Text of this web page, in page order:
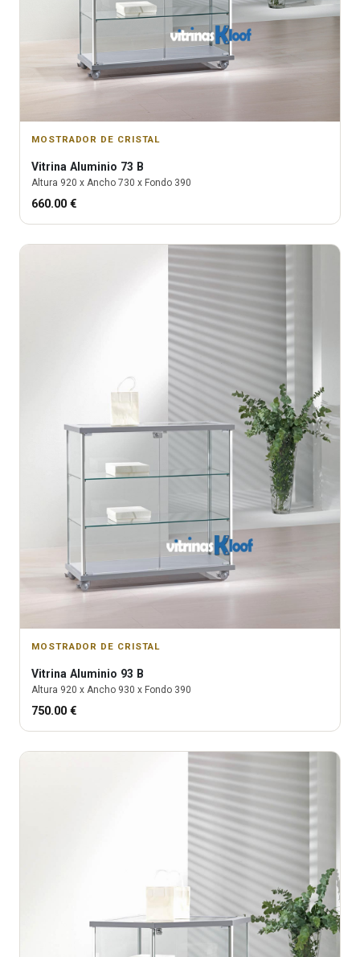
MOSTRADOR DE CRISTAL
Vitrina Aluminio 73 B
Altura 920 x Ancho 730 x Fondo 390
660.00 €
MOSTRADOR DE CRISTAL
Vitrina Aluminio 93 B
Altura 920 x Ancho 930 x Fondo 390
750.00 €